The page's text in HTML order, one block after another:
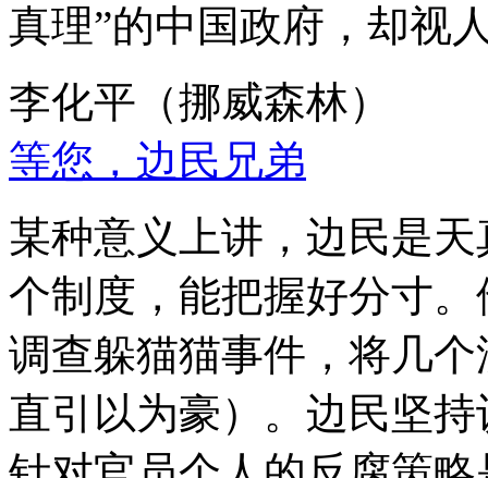
真理”的中国政府，却视
李化平（挪威森林）
等您，边民兄弟
某种意义上讲，边民是
个制度，能把握好分寸
调查躲猫猫事件，将几
直引以为豪）。边民坚